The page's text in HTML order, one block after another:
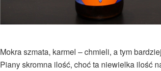
Mokra szmata, karmel – chmieli, a tym
Piany skromna ilość, choć ta niewielka ilość